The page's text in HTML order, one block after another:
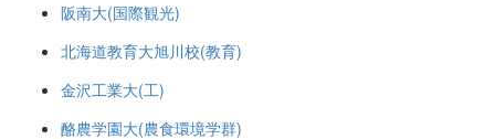
阪南大(国際観光)
北海道教育大旭川校(教育)
金沢工業大(工)
酪農学園大(農食環境学群)